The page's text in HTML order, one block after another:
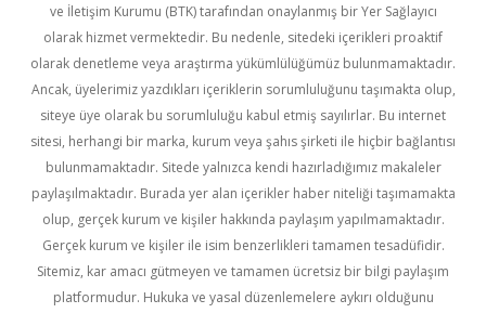
ve İletişim Kurumu (BTK) tarafından onaylanmış bir Yer Sağlayıcı
olarak hizmet vermektedir. Bu nedenle, sitedeki içerikleri proaktif
olarak denetleme veya araştırma yükümlülüğümüz bulunmamaktadır.
Ancak, üyelerimiz yazdıkları içeriklerin sorumluluğunu taşımakta olup,
siteye üye olarak bu sorumluluğu kabul etmiş sayılırlar. Bu internet
sitesi, herhangi bir marka, kurum veya şahıs şirketi ile hiçbir bağlantısı
bulunmamaktadır. Sitede yalnızca kendi hazırladığımız makaleler
paylaşılmaktadır. Burada yer alan içerikler haber niteliği taşımamakta
olup, gerçek kurum ve kişiler hakkında paylaşım yapılmamaktadır.
Gerçek kurum ve kişiler ile isim benzerlikleri tamamen tesadüfidir.
Sitemiz, kar amacı gütmeyen ve tamamen ücretsiz bir bilgi paylaşım
platformudur. Hukuka ve yasal düzenlemelere aykırı olduğunu